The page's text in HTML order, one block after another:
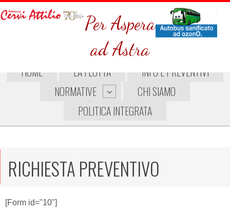
Per Aspera
ad Astra
HOME LA FLOTTA
INFO E PREVENTIVI
NORMATIVE
CHI SIAMO
POLITICA INTEGRATA
RICHIESTA PREVENTIVO
[Form id="10"]